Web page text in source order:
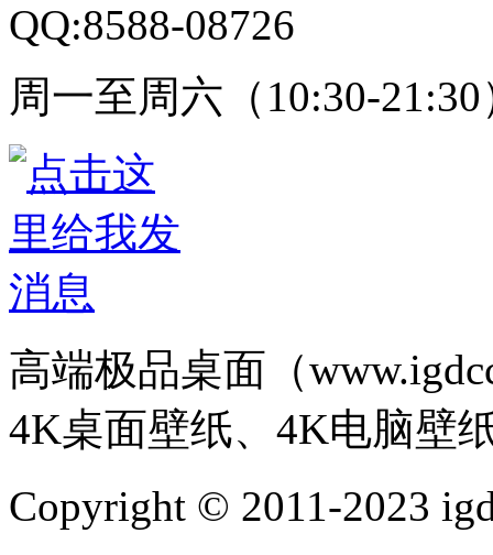
QQ:8588-08726
周一至周六（10:30-21:30
高端极品桌面（
4K桌面壁纸、4K电脑壁
Copyright © 2011-2023